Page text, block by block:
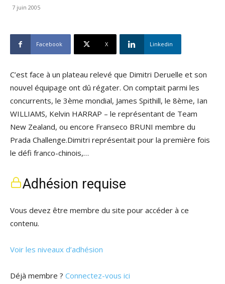
7 juin 2005
Facebook X Linkedin
C’est face à un plateau relevé que Dimitri Deruelle et son
nouvel équipage ont dû régater. On comptait parmi les
concurrents, le 3ème mondial, James Spithill, le 8ème, Ian
WILLIAMS, Kelvin HARRAP – le représentant de Team
New Zealand, ou encore Franseco BRUNI membre du
Prada Challenge.Dimitri représentait pour la première fois
le défi franco-chinois,…
Adhésion requise
Vous devez être membre du site pour accéder à ce
contenu.
Voir les niveaux d’adhésion
Déjà membre ? Connectez-vous ici